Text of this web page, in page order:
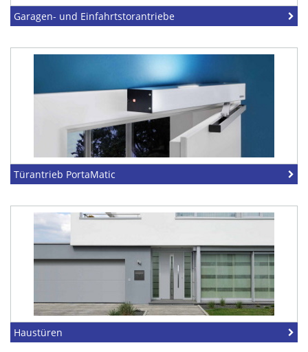
Garagen- und Einfahrtstorantriebe
Türantrieb PortaMatic
Haustüren